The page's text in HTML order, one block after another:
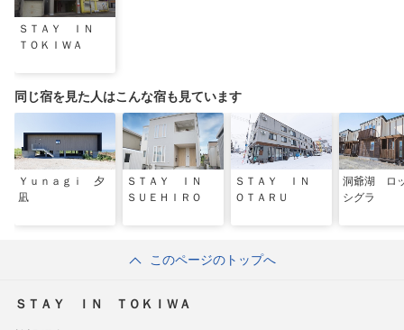
ＳＴＡＹ ＩＮ
ＴＯＫＩＷＡ
同じ宿を見た人はこんな宿も見ています
Ｙｕｎａｇｉ 夕
凪
ＳＴＡＹ ＩＮ
ＳＵＥＨＩＲＯ
ＳＴＡＹ ＩＮ
ＯＴＡＲＵ
洞爺湖 ロ
シグラ
このページのトップへ
ＳＴＡＹ ＩＮ ＴＯＫＩＷＡ